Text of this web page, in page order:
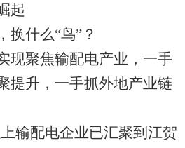
起
什么“鸟”？
聚焦输配电产业，一手
提升，一手抓外地产业链
配电企业已汇聚到江贺